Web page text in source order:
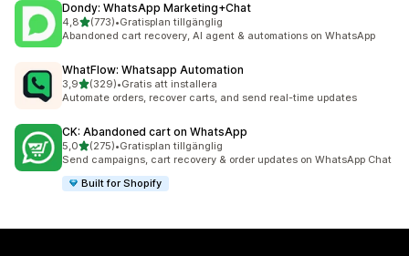
Dondy: WhatsApp Marketing+Chat
4,8av 5 stjärnor
(773)
773 recensioner totalt
•Gratisplan tillgänglig
Abandoned cart recovery, AI agent & automations on WhatsApp
WhatFlow: Whatsapp Automation
3,9av 5 stjärnor
(329)
329 recensioner totalt
•Gratis att installera
Automate orders, recover carts, and send real-time updates
CK: Abandoned cart on WhatsApp
5,0av 5 stjärnor
(275)
275 recensioner totalt
•Gratisplan tillgänglig
Send campaigns, cart recovery & order updates on WhatsApp Chat
Built for Shopify